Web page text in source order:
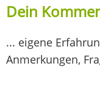
Dein
... eigene
Anmerkungen,